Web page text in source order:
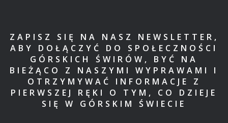
ZAPISZ SIĘ NA NASZ NEWSLETTER,
ABY DOŁĄCZYĆ DO SPOŁECZNOŚCI
GÓRSKICH ŚWIRÓW, BYĆ NA
BIEŻĄCO Z NASZYMI WYPRAWAMI I
OTRZYMYWAĆ INFORMACJE Z
PIERWSZEJ RĘKI O TYM, CO DZIEJE
SIĘ W GÓRSKIM ŚWIECIE